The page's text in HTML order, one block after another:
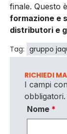
finale. Questo
formazione e
distributori e
Tag: gruppo
RICHIEDI
I campi
obbligatori.
Nome *